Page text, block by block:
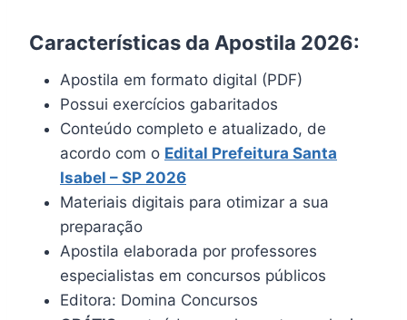
Características da Apostila 2026:
Apostila em formato digital (PDF)
Possui exercícios gabaritados
Conteúdo completo e atualizado, de
acordo com o Edital Prefeitura Santa
Isabel – SP 2026
Materiais digitais para otimizar a sua
preparação
Apostila elaborada por professores
especialistas em concursos públicos
Editora: Domina Concursos